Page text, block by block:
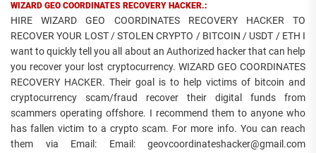
WIZARD GEO COORDINATES RECOVERY HACKER.:
HIRE WIZARD GEO COORDINATES RECOVERY HACKER TO
RECOVER YOUR LOST / STOLEN CRYPTO / BITCOIN / USDT / ETH I
want to quickly tell you all about an Authorized hacker that can help
you recover your lost cryptocurrency. WIZARD GEO COORDINATES
RECOVERY HACKER. Their goal is to help victims of bitcoin and
cryptocurrency scam/fraud recover their digital funds from
scammers operating offshore. I recommend them to anyone who
has fallen victim to a crypto scam. For more info. You can reach
them via Email: Email: geovcoordinateshacker@gmail.com